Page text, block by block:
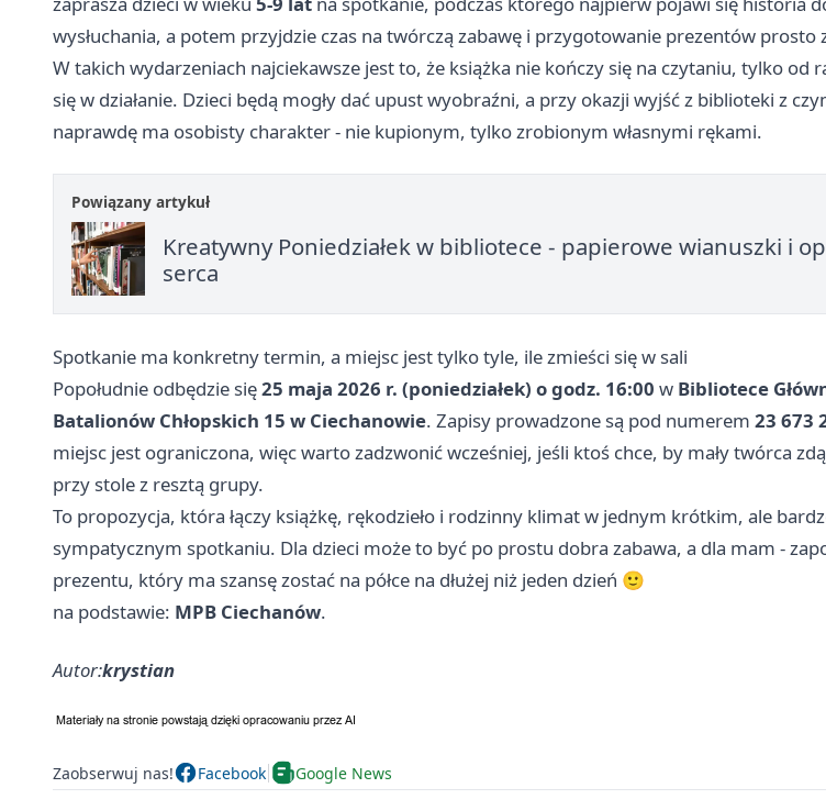
wysłuchania, a potem przyjdzie czas na twórczą zabawę i przygotowanie prezentów prosto
W takich wydarzeniach najciekawsze jest to, że książka nie kończy się na czytaniu, tylko od
się w działanie. Dzieci będą mogły dać upust wyobraźni, a przy okazji wyjść z biblioteki z
naprawdę ma osobisty charakter - nie kupionym, tylko zrobionym własnymi rękami.
Powiązany artykuł
Kreatywny Poniedziałek w bibliotece - papierowe wianuszki i
serca
Spotkanie ma konkretny termin, a miejsc jest tylko tyle, ile zmieści się w sali
Popołudnie odbędzie się25 maja 2026 r. (poniedziałek) o godz. 16:00 w Bibliotece
Batalionów Chłopskich 15 w Ciechanowie. Zapisy prowadzone są pod numerem 23 673
miejsc jest ograniczona, więc warto zadzwonić wcześniej, jeśli ktoś chce, by mały twórca
przy stole z resztą grupy.
To propozycja, która łączy książkę, rękodzieło i rodzinny klimat w jednym krótkim, ale
sympatycznym spotkaniu. Dla dzieci może to być po prostu dobra zabawa, a dla mam -
prezentu, który ma szansę zostać na półce na dłużej niż jeden dzień 🙂
na podstawie: MPB Ciechanów.
Autor:krystian
Zaobserwuj nas! Facebook Google News